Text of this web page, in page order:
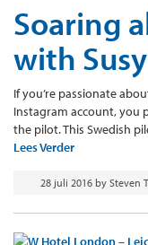
Soaring
with
If you’re passionate
Instagram account, you
the pilot. This Swedish
Lees Verder
28 juli 2016 by Steven